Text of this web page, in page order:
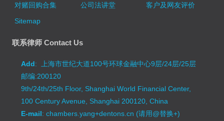
对赌回购合集
公司法讲堂
客户及网友评价
Sitemap
联系律师 Contact Us
Add: 上海市世纪大道100号环球金融中心9层/24层/25层
邮编:200120
9th/24th/25th Floor, Shanghai World Financial Center,
100 Century Avenue, Shanghai 200120, China
E-mail: chambers.yang+dentons.cn (请用@替换+)